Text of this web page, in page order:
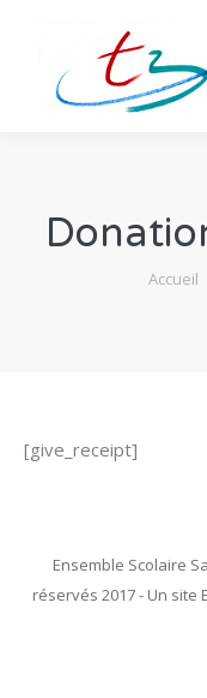
Vous
Accueil
[give_receipt]
Ensemble Scolaire
réservés 2017 - Un site